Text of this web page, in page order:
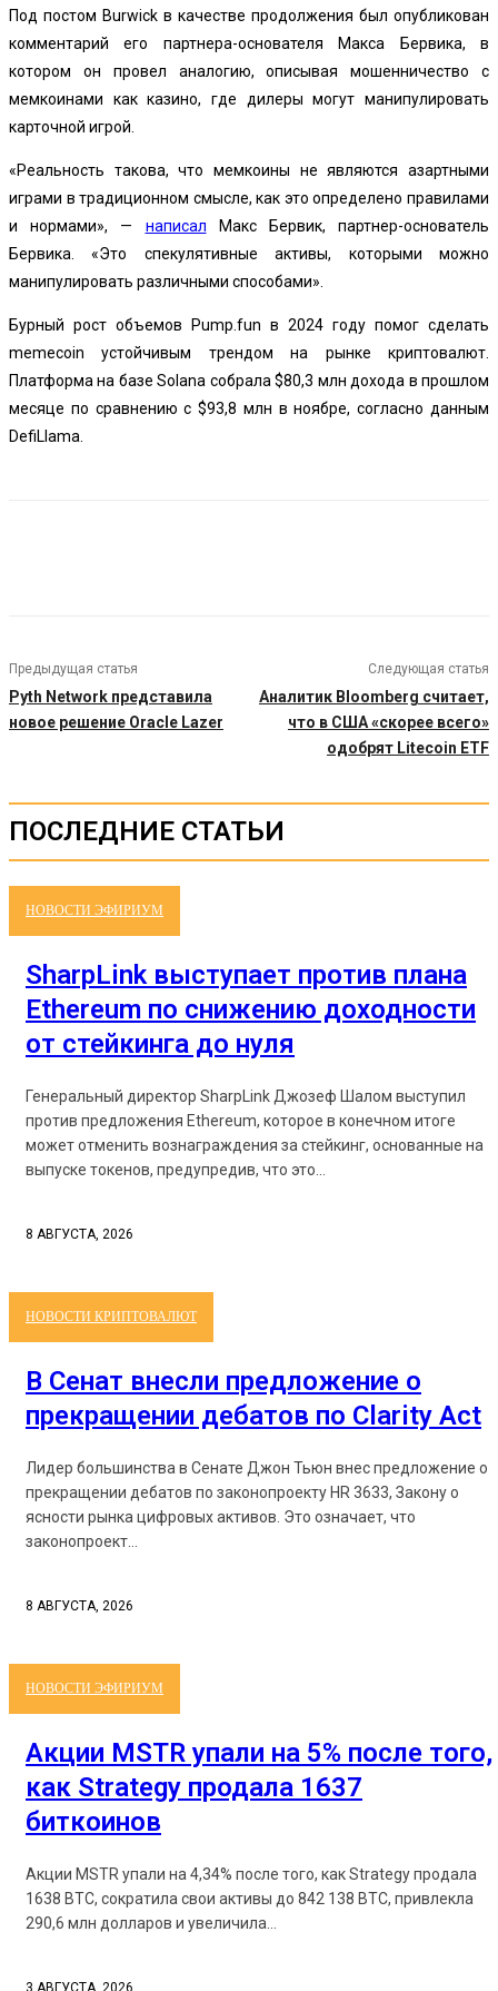
Под постом Burwick в качестве продолжения был опубликован
комментарий его партнера-основателя Макса Бервика, в
котором он провел аналогию, описывая мошенничество с
мемкоинами как казино, где дилеры могут манипулировать
карточной игрой.
«Реальность такова, что мемкоины не являются азартными
играми в традиционном смысле, как это определено правилами
и нормами», — написал Макс Бервик, партнер-основатель
Бервика. «Это спекулятивные активы, которыми можно
манипулировать различными способами».
Бурный рост объемов Pump.fun в 2024 году помог сделать
memecoin устойчивым трендом на рынке криптовалют.
Платформа на базе Solana собрала $80,3 млн дохода в прошлом
месяце по сравнению с $93,8 млн в ноябре, согласно данным
DefiLlama.
Предыдущая статья
Pyth Network представила
новое решение Oracle Lazer
Следующая статья
Аналитик Bloomberg считает,
что в США «скорее всего»
одобрят Litecoin ETF
ПОСЛЕДНИЕ СТАТЬИ
НОВОСТИ ЭФИРИУМ
SharpLink выступает против плана
Ethereum по снижению доходности
от стейкинга до нуля
Генеральный директор SharpLink Джозеф Шалом выступил
против предложения Ethereum, которое в конечном итоге
может отменить вознаграждения за стейкинг, основанные на
выпуске токенов, предупредив, что это...
8 АВГУСТА, 2026
НОВОСТИ КРИПТОВАЛЮТ
В Сенат внесли предложение о
прекращении дебатов по Clarity Act
Лидер большинства в Сенате Джон Тьюн внес предложение о
прекращении дебатов по законопроекту HR 3633, Закону о
ясности рынка цифровых активов. Это означает, что
законопроект...
8 АВГУСТА, 2026
НОВОСТИ ЭФИРИУМ
Акции MSTR упали на 5% после того,
как Strategy продала 1637
биткоинов
Акции MSTR упали на 4,34% после того, как Strategy продала
1638 BTC, сократила свои активы до 842 138 BTC, привлекла
290,6 млн долларов и увеличила...
3 АВГУСТА, 2026